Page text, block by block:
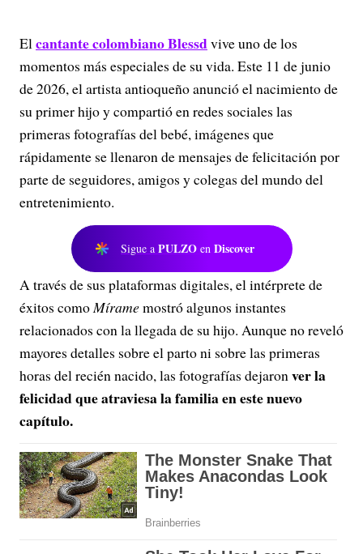
Elcantante colombiano Blessdvive uno de los
momentos más especiales de su vida. Este 11 de junio
de 2026, el artista antioqueño anunció el nacimiento de
su primer hijo y compartió en redes sociales las
primeras fotografías del bebé, imágenes que
rápidamente se llenaron de mensajes de felicitación por
parte de seguidores, amigos y colegas del mundo del
entretenimiento.
Sigue a PULZO en Discover
A través de sus plataformas digitales, el intérprete de
éxitos comoMíramemostró algunos instantes
relacionados con la llegada de su hijo. Aunque no reveló
mayores detalles sobre el parto ni sobre las primeras
horas del recién nacido, las fotografías dejaronver la
felicidad que atraviesa la familia en este nuevo
capítulo.